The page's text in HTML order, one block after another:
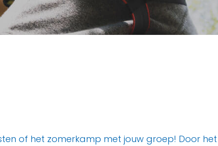
of het zomerkamp met jouw groep! Door